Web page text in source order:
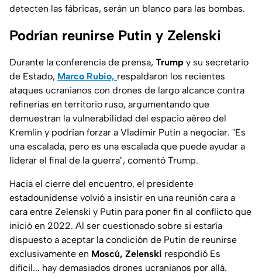
detecten las fábricas, serán un blanco para las bombas.
Podrían reunirse Putin y Zelenski
Durante la conferencia de prensa, Trump y su secretario
de Estado, Marco Rubio, respaldaron los recientes
ataques ucranianos con drones de largo alcance contra
refinerías en territorio ruso, argumentando que
demuestran la vulnerabilidad del espacio aéreo del
Kremlin y podrían forzar a Vladímir Putin a negociar. "Es
una escalada, pero es una escalada que puede ayudar a
liderar el final de la guerra", comentó Trump.
Hacia el cierre del encuentro, el presidente
estadounidense volvió a insistir en una reunión cara a
cara entre Zelenski y Putin para poner fin al conflicto que
inició en 2022. Al ser cuestionado sobre si estaría
dispuesto a aceptar la condición de Putin de reunirse
exclusivamente en Moscú, Zelenski respondió Es
difícil... hay demasiados drones ucranianos por allá.